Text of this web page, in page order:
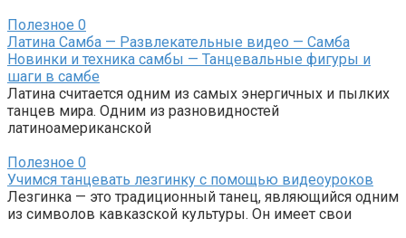
Полезное 0
Латина Самба — Развлекательные видео — Самба
Новинки и техника самбы — Танцевальные фигуры и
шаги в самбе
Латина считается одним из самых энергичных и пылких
танцев мира. Одним из разновидностей
латиноамериканской
Полезное 0
Учимся танцевать лезгинку с помощью видеоуроков
Лезгинка — это традиционный танец, являющийся одним
из символов кавказской культуры. Он имеет свои